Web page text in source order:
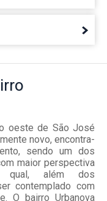
oeste de São José
novo, encontra-
sendo um dos
maior perspectiva
qual, além dos
contemplado com
O bairro Urbanova